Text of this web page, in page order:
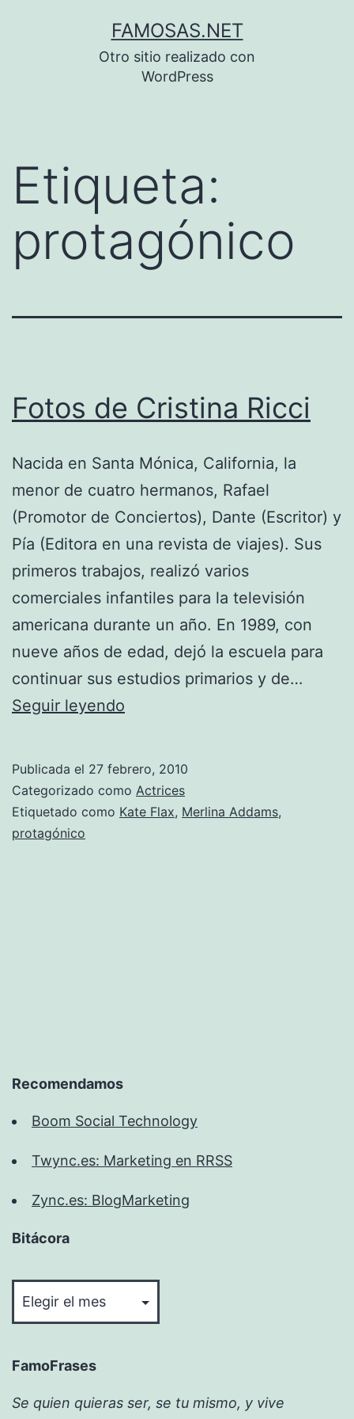
FAMOSAS.NET
Otro sitio realizado con
WordPress
Etiqueta:
protagónico
Fotos de Cristina Ricci
Nacida en Santa Mónica, California, la
menor de cuatro hermanos, Rafael
(Promotor de Conciertos), Dante (Escritor) y
Pía (Editora en una revista de viajes). Sus
primeros trabajos, realizó varios
comerciales infantiles para la televisión
americana durante un año. En 1989, con
nueve años de edad, dejó la escuela para
continuar sus estudios primarios y de…
Seguir leyendo
Ricci
Publicada el 27 febrero, 2010
Categorizado como Actrices
Etiquetado como Kate Flax, Merlina Addams,
protagónico
Recomendamos
Boom Social Technology
Twync.es: Marketing en RRSS
Zync.es: BlogMarketing
Bitácora
FamoFrases
Se quien quieras ser, se tu mismo, y vive